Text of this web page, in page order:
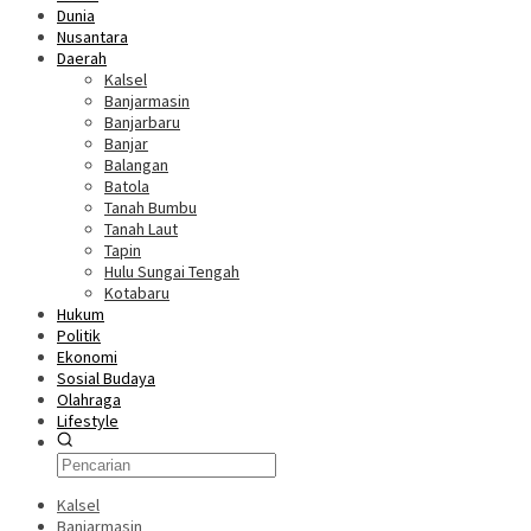
Dunia
Nusantara
Daerah
Kalsel
Banjarmasin
Banjarbaru
Banjar
Balangan
Batola
Tanah Bumbu
Tanah Laut
Tapin
Hulu Sungai Tengah
Kotabaru
Hukum
Politik
Ekonomi
Sosial Budaya
Olahraga
Lifestyle
Kalsel
Banjarmasin